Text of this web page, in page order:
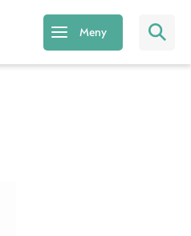
Meny